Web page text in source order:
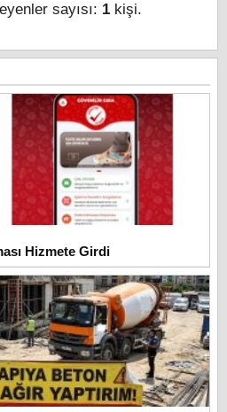
sayısı: 1 kişi.
Hizmete Girdi